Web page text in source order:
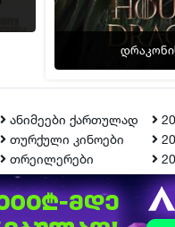
ანიმეები ქართულად
თურქული კინოები
თრეილერები